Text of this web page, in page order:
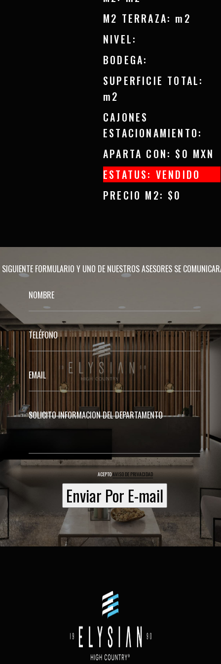
M2 TERRAZA: m2
NIVEL:
BODEGA:
SUPERFICIE TOTAL:
m2
CAJONES
ESTACIONAMIENTO:
APARTA CON: $0 MXN
ESTATUS: VENDIDO
PRECIO M2: $0
SIGUIENTE FORMULARIO Y UNO DE NUESTROS ASESORES SE
ACEPTOAVISO DE PRIVACIDAD